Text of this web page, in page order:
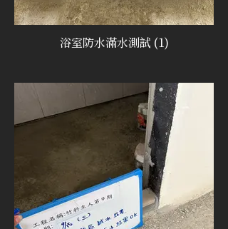
浴室防水滿水測試 (1)